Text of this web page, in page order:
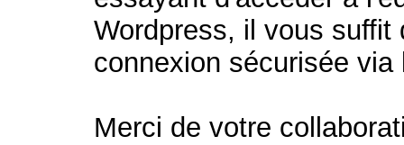
Wordpress, il vous suffit
connexion sécurisée
Merci de votre